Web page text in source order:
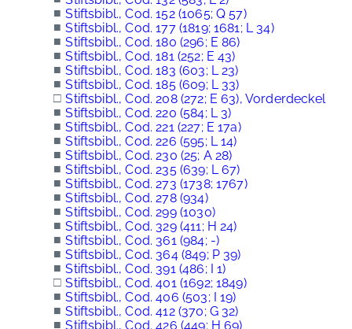
■ Stiftsbibl., Cod. 152 (1065; Q 57)
■ Stiftsbibl., Cod. 177 (1819; 1681; L 34)
■ Stiftsbibl., Cod. 180 (296; E 86)
■ Stiftsbibl., Cod. 181 (252; E 43)
■ Stiftsbibl., Cod. 183 (603; L 23)
■ Stiftsbibl., Cod. 185 (609; L 33)
□ Stiftsbibl., Cod. 208 (272; E 63), Vorderdeckel
■ Stiftsbibl., Cod. 220 (584; L 3)
■ Stiftsbibl., Cod. 221 (227; E 17a)
■ Stiftsbibl., Cod. 226 (595; L 14)
■ Stiftsbibl., Cod. 230 (25; A 28)
■ Stiftsbibl., Cod. 235 (639; L 67)
■ Stiftsbibl., Cod. 273 (1738; 1767)
■ Stiftsbibl., Cod. 278 (934)
■ Stiftsbibl., Cod. 299 (1030)
■ Stiftsbibl., Cod. 329 (411; H 24)
■ Stiftsbibl., Cod. 361 (984; -)
■ Stiftsbibl., Cod. 364 (849; P 39)
■ Stiftsbibl., Cod. 391 (486; I 1)
□ Stiftsbibl., Cod. 401 (1692; 1849)
■ Stiftsbibl., Cod. 406 (503; I 19)
■ Stiftsbibl., Cod. 412 (370; G 32)
■ Stiftsbibl., Cod. 426 (449; H 69)